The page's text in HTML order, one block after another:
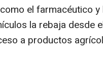
el farmacéutico
la rebaja desde
a productos